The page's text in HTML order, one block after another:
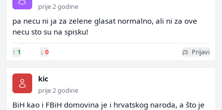
prije 2 godine
pa necu ni ja za zelene glasat normalno, ali ni za ove
necu sto su na spisku!
↑ 1 ↓ 0 Prijavi
kic
prije 2 godine
BiH kao i FBiH domovina je i hrvatskog naroda, a što je